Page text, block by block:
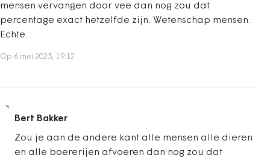
mensen vervangen door vee dan nog zou dat
percentage exact hetzelfde zijn. Wetenschap mensen.
Echte.
Op 6 mei 2023, 19:12
Bert Bakker
Zou je aan de andere kant alle mensen alle dieren
en alle boererijen afvoeren dan nog zou dat